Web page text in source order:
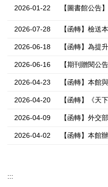
2026-01-22 【圖書館公告】圖書
2026-07-28 【函轉】檢送本館「文字創作與跨界改編：從《花甲男
2026-06-18 【函轉】為提升青少年閱讀力，本
2026-06-16 【期刊贈閱公告】即日起，歡迎至期
2026-04-23 【函轉】本館與科林研發於本（115）年5月30日
2026-04-20 【函轉】《天下雜誌》擬於 2026年4月出版《天下雜誌》教
2026-04-09 【函轉】外交部「英文《台灣評論》（Taiwan
2026-04-02 【函轉】本館辦理2026世界閱讀日主題活動「我的經典繪
:::